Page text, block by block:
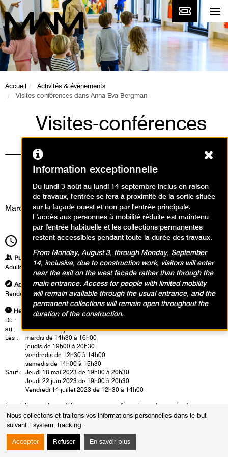
Nous collectons et traitons vos informations personnelles dans le but
suivant : system, tracking.
Accepter Refuser En savoir plus
Accueil
Activités & événements
Visites-conférences dans Anna-Eva Bergman
Visites-conférences
dans Anna-Eva
Bergman
Visites
Mardi 9 mai 2023
14h30Durée1h30
Publics
Adultes
Adresse
Rendez-vous à l'accueil du musée
Heures
Du :
au :
Dimanche 16 juillet 2023
Les :
mardis de 14h30 à 16h00
jeudis de 19h00 à 20h30
vendredis de 12h30 à 14h00
samedis de 14h00 à 15h30
Sauf :
Jeudi 18 mai 2023 de 19h00 à 20h30
Jeudi 22 juin 2023 de 19h00 à 20h30
Vendredi 14 juillet 2023 de 12h30 à 14h00
Les visites sont conduites par un.e conférencier.e du musée dans
l'exposition. Cette rencontre est également l'occasion d'un échange
autour des oeuvres.
Information exceptionnelle
Du lundi 3 août au lundi 14 septembre inclus en raison
de travaux, l'entrée se fera à proximité de la sortie située
sur la façade ouest et non par l'entrée principale.
L'accès aux personnes à mobilité réduite est maintenu
par l'entrée habituelle et les collections permanentes
restent accessibles pendant toute la durée des travaux.
From Monday, August 3, through Monday, September
14, inclusive, due to construction work, visitors will enter
near the exit on the west facade rather than through the
main entrance. Access for people with limited mobility
will remain available through the usual entrance, and the
permanent collections will remain open throughout the
duration of the construction.